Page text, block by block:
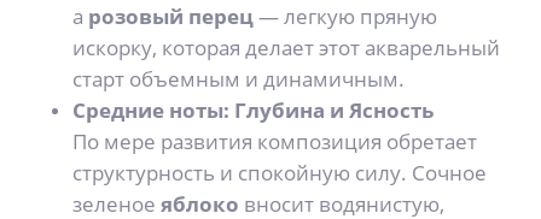
а розовый перец— легкую пряную
искорку, которая делает этот акварельный
старт объемным и динамичным.
Средние ноты: Глубина и Ясность
По мере развития композиция обретает
структурность и спокойную силу. Сочное
зеленое яблоко вносит водянистую,